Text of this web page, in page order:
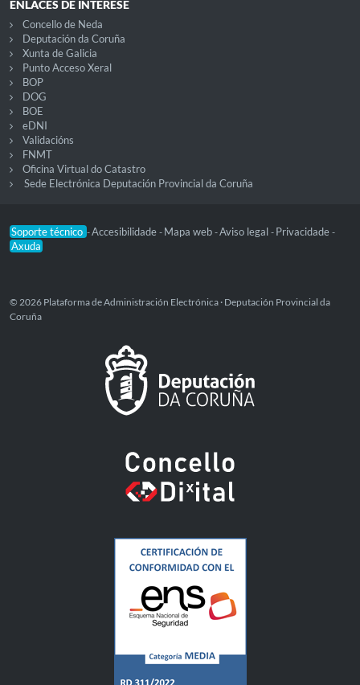
ENLACES DE INTERESE
Concello de Neda
Deputación da Coruña
Xunta de Galicia
Punto Acceso Xeral
BOP
DOG
BOE
eDNI
Validacións
FNMT
Oficina Virtual do Catastro
Sede Electrónica Deputación Provincial da Coruña
Soporte técnico -Accesibilidade - Mapa web -Aviso legal - Privacidade -
Axuda
© 2026 Plataforma de Administración Electrónica · Deputación Provincial da
Coruña